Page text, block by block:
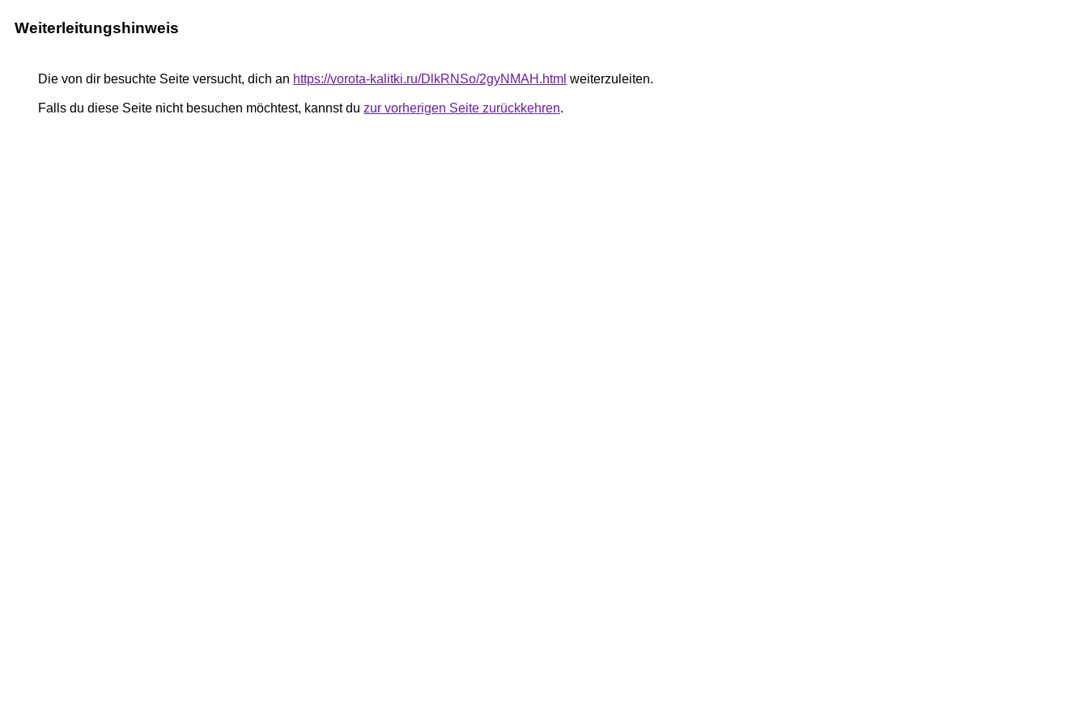
Weiterleitungshinweis
Die von dir besuchte Seite versucht, dich an https://vorota-kalitki.ru/DlkRNSo/2gyNMAH.html weiterzuleiten.
Falls du diese Seite nicht besuchen möchtest, kannst du zur vorherigen Seite zurückkehren.